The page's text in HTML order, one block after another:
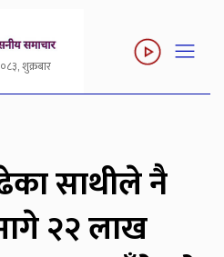
शुक्रबार
साथीले नै
२२ लाख